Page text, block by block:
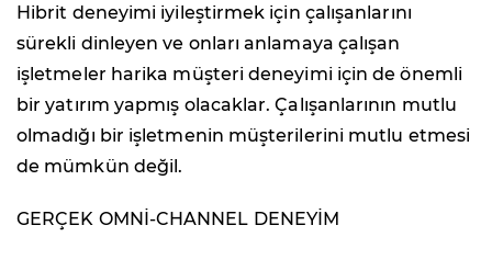
Hibrit deneyimi iyileştirmek için çalışanlarını
sürekli dinleyen ve onları anlamaya çalışan
işletmeler harika müşteri deneyimi için de önemli
bir yatırım yapmış olacaklar. Çalışanlarının mutlu
olmadığı bir işletmenin müşterilerini mutlu etmesi
de mümkün değil.
GERÇEK OMNİ-CHANNEL DENEYİM